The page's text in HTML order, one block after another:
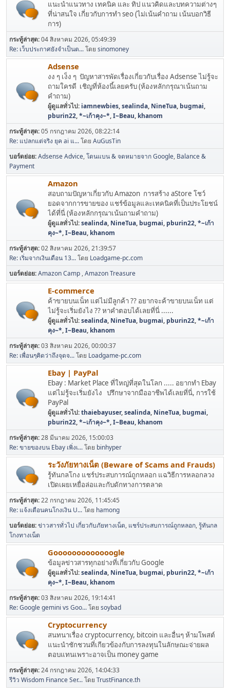
แนะนำแนวทาง เทคนิค และ ทิป แนวคิดและบทความต่างๆ
ที่น่าสนใจ เกี่ยวกับการทำ seo (ไม่เน้นคำถาม เน้นบอกวิธี
การ)
กระทู้ล่าสุด:04 สิงหาคม 2026, 05:49:39
Re: เว็บประกาศยังจำเป็นต...โดย sinomoney
Adsense
งง ๆ เง็ง ๆ ปัญหาสารพัดเรื่องเกี่ยวกับเรื่อง Adsense ไม่รู้จะ
ถามใครดี เชิญที่ห้องนี้เลยครับ (ห้องหลักกรุณาเน้นถาม
คำถาม)
ผู้ดูแลทั่วไป: iamnewbies,sealinda, NineTua, bugmai,
pburin22,*~เก้าคุง~*,I~Beau, khanom
กระทู้ล่าสุด:05 กรกฎาคม 2026, 08:22:14
Re: แปลกแต่จริง ยุค ai แ...โดย AuGusTin
บอร์ดย่อย Adsense Advice โดนแบน & จดหมายจาก Google Balance &
Payment
Amazon
สอบถามปัญหาเกี่ยวกับ Amazon การสร้าง aStore โชว์
ยอดจากการขายของ แชร์ข้อมูลและเทคนิคที่เป็นประโยชน์
ได้ที่นี่ (ห้องหลักกรุณาเน้นถามคำถาม)
ผู้ดูแลทั่วไป:sealinda, NineTua, bugmai, pburin22,*~เก้า
คุง~*,I~Beau, khanom
กระทู้ล่าสุด:02 สิงหาคม 2026, 21:39:57
Re: เริ่มจากเงินเดือน 13...โดย Loadgame-pc.com
บอร์ดย่อย Amazon Camp Amazon Treasure
E-commerce
ค้าขายบนเน็ท แต่ไม่มีลูกค้า ?? อยากจะค้าขายบนเน็ท แต่
ไม่รู้จะเริ่มยังไง ?? หาคำตอบได้เลยที่นี่ ......
ผู้ดูแลทั่วไป:sealinda, NineTua, bugmai, pburin22,*~เก้า
คุง~*,I~Beau, khanom
กระทู้ล่าสุด:03 สิงหาคม 2026, 00:00:37
Re: เพื่อนๆคิดว่าถึงจุดจ...โดย Loadgame-pc.com
Ebay | PayPal
Ebay : Market Place ที่ใหญ่ที่สุดในโลก ..... อยากทำ Ebay
แต่ไม่รู้จะเริ่มยังไง ปรึกษาจากมืออาชีพได้เลยที่นี่, การใช้
PayPal
ผู้ดูแลทั่วไป:thaiebayuser,sealinda, NineTua, bugmai,
pburin22,*~เก้าคุง~*,I~Beau, khanom
กระทู้ล่าสุด:28 มีนาคม 2026, 15:00:03
Re: ขายของบน Ebay เพิ่งเ...โดย binhyper
ระวังภัยทางเน็ต (Beware of Scams and Frauds)
รู้ทันกลโกง แชร์ประสบการณ์ถูกหลอก แฉวิธีการหลอกลวง
เปิดเผยเหยื่อล่อและกับดักทางการตลาด
กระทู้ล่าสุด:22 กรกฎาคม 2026, 11:45:45
Re: แจ้งเตือนคนโกงเงิน U...โดย hamong
บอร์ดย่อย ข่าวสารทั่วไป เกี่ยวกับภัยทางเน็ต แชร์ประสบการณ์ถูกหลอก รู้ทันกล
โกงทางเน็ต
Gooooooooooooogle
ข้อมูลข่าวสารทุกอย่างที่เกี่ยวกับ Google
ผู้ดูแลทั่วไป:sealinda, NineTua, bugmai, pburin22,*~เก้า
คุง~*,I~Beau, khanom
กระทู้ล่าสุด:03 สิงหาคม 2026, 19:14:41
Re: Google gemini vs Goo...โดย soybad
Cryptocurrency
สนทนาเรื่อง cryptocurrency, bitcoin และอื่นๆ ห้ามโพสต์
แนะนำชักชวนที่เกียวข้องกับการลงทุนในลักษณะจ่ายผล
ตอบแทนเพราะอาจเป็น money game
กระทู้ล่าสุด:24 กรกฎาคม 2026, 14:04:33
รีวิว Wisdom Finance Ser...โดย TrustFinance.th